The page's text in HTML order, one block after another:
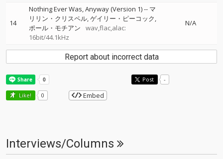
14
Nothing Ever Was, Anyway (Version 1)-- マ
リリン・クリスペル ゲイリー・ピーコック
ポール・モチアン
wav,flac,alac:
16bit/44.1kHz
N/A
Report about incorrect data
Post -
Like! 0 Embed
Interviews/Columns